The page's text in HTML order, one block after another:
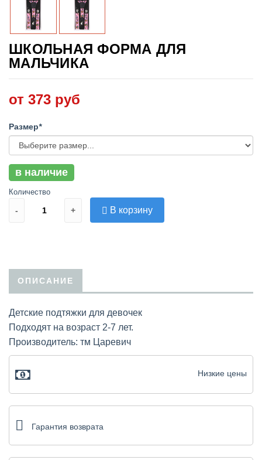
ШКОЛЬНАЯ ФОРМА ДЛЯ
МАЛЬЧИКА
от 373 руб
Размер*
в наличие
Количество
- + В корзину
ОПИСАНИЕ
Детские подтяжки для девочек
Подходят на возраст 2-7 лет.
Производитель: тм Царевич
Низкие цены
Гарантия возврата